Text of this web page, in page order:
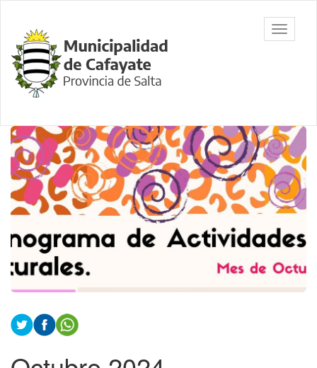
contenido
principal
Municipalidad
de Cafayate,
Salta
barra
Contenido
principal